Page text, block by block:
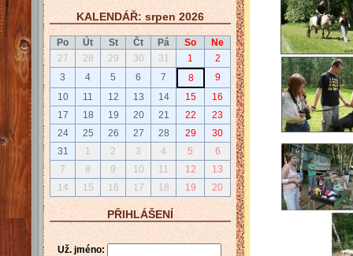
KALENDÁŘ: srpen 2026
Po Út St Čt Pá So
Ne
27
28 29 30 31 1
2
3
4 5 6 7 8
9
10
11 12 13 14 15
16
17
18 19 20 21 22
23
24
25 26 27 28 29
30
31
1 2 3 4 5
6
7
8 9 10 11 12
13
14
15 16 17 18 19 20
PŘIHLÁŠENÍ
Už. jméno: